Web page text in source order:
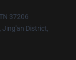
37206
Jing'an District,